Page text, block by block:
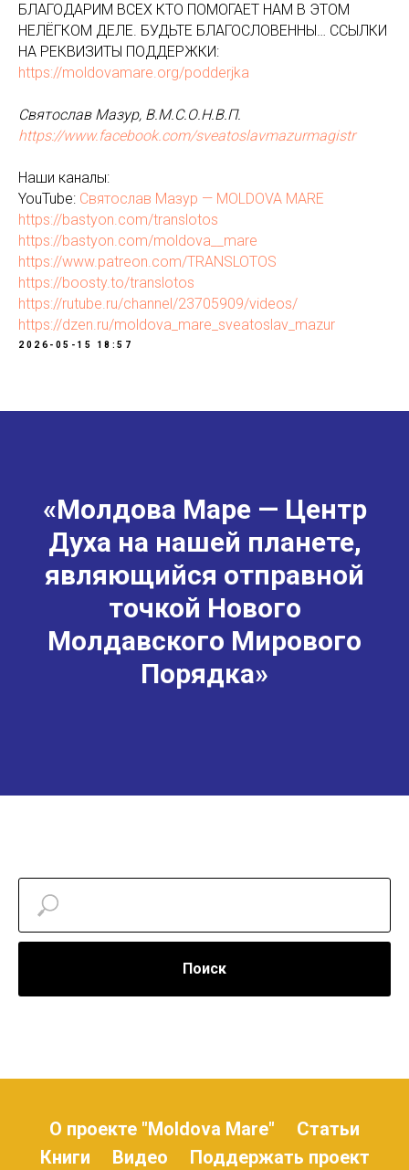
БЛАГОДАРИМ ВСЕХ КТО ПОМОГАЕТ НАМ В ЭТОМ
НЕЛЁГКОМ ДЕЛЕ. БУДЬТЕ БЛАГОСЛОВЕННЫ… ССЫЛКИ
НА РЕКВИЗИТЫ ПОДДЕРЖКИ:
https://moldovamare.org/podderjka
Святослав Мазур, В.М.С.О.Н.В.П.
https://www.facebook.com/sveatoslavmazurmagistr
Наши каналы:
YouTube: Святослав Мазур — MOLDOVA MARE
https://bastyon.com/translotos
https://bastyon.com/moldova__mare
https://www.patreon.com/TRANSLOTOS
https://boosty.to/translotos
https://rutube.ru/channel/23705909/videos/
https://dzen.ru/moldova_mare_sveatoslav_mazur
2026-05-15 18:57
«Молдова Маре — Центр
Духа на нашей планете,
являющийся отправной
точкой Нового
Молдавского Мирового
Порядка»
Поиск
О проекте "Moldova Mare"
Статьи
Книги
Видео Поддержать проект